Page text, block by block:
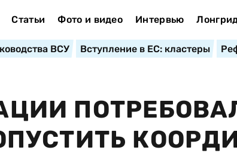
Статьи Фото и видео Интервью
ВСУ Вступление в ЕС: кластеры